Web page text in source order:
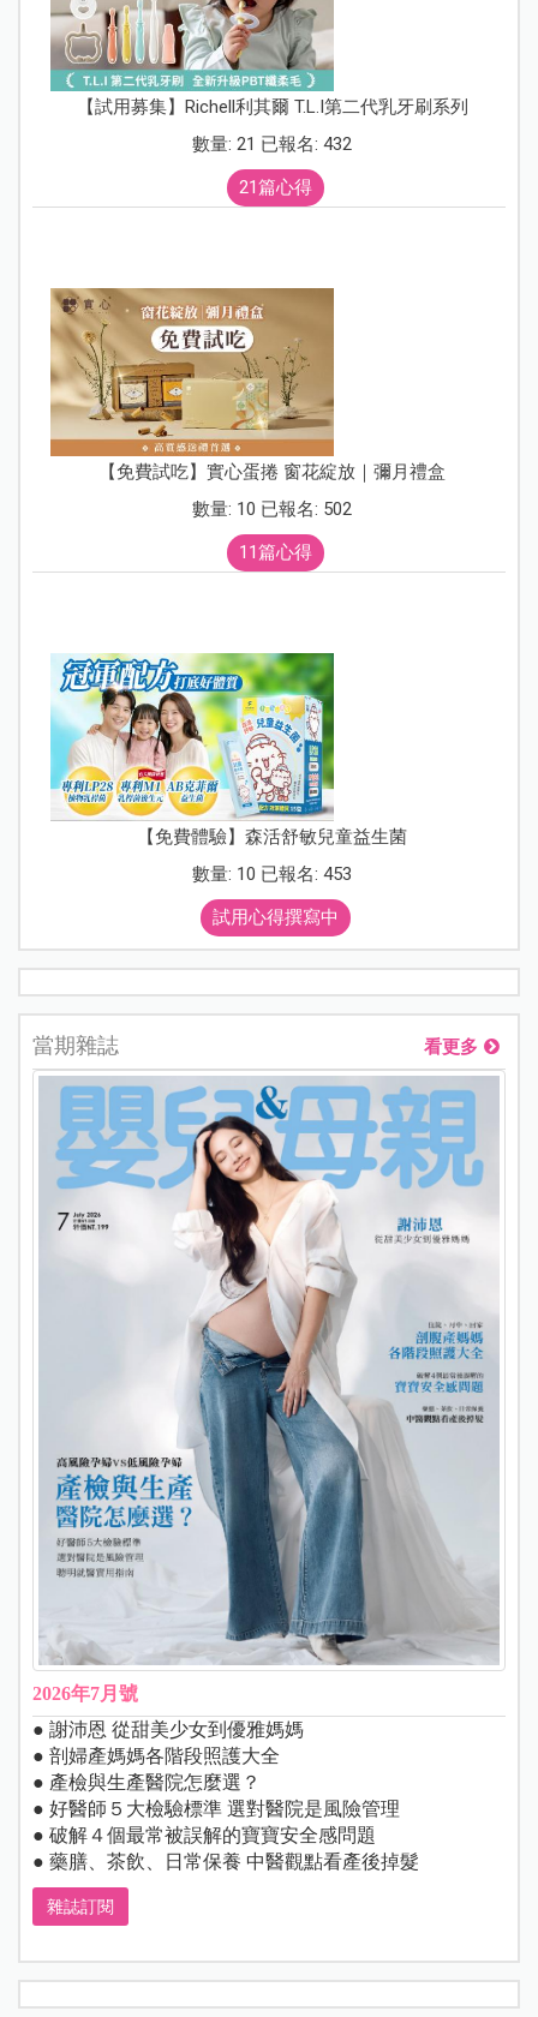
【試用募集】Richell利其爾 T.L.I第二代乳牙刷系列
數量: 21 已報名: 432
21篇心得
【免費試吃】實心蛋捲 窗花綻放｜彌月禮盒
數量: 10 已報名: 502
11篇心得
【免費體驗】森活舒敏兒童益生菌
數量: 10 已報名: 453
試用心得撰寫中
當期雜誌 看更多
2026年7月號
● 謝沛恩 從甜美少女到優雅媽媽
● 剖婦產媽媽各階段照護大全
● 產檢與生產醫院怎麼選？
● 好醫師５大檢驗標準 選對醫院是風險管理
● 破解４個最常被誤解的寶寶安全感問題
● 藥膳、茶飲、日常保養 中醫觀點看產後掉髮
雜誌訂閱